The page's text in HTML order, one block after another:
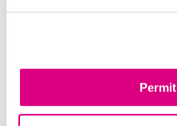
Enviar
Lo siento, debes estar
comentario.